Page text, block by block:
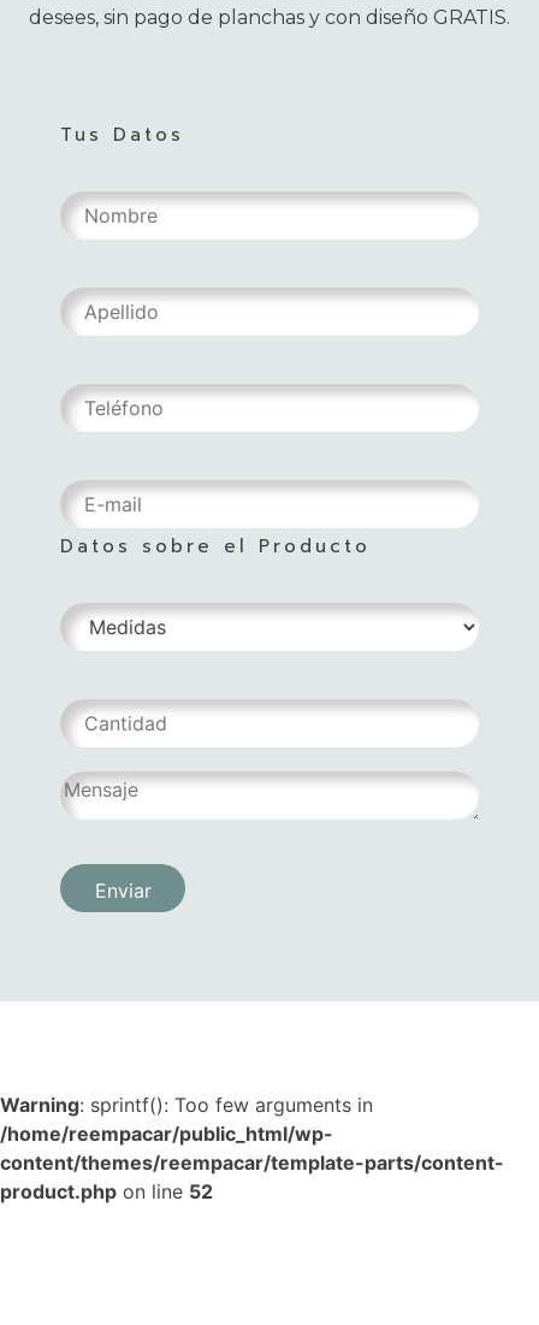
desees, sin pago de planchas y con diseño GRATIS.
Tus Datos
Datos sobre el Producto
Warning: sprintf(): Too few arguments in
/home/reempacar/public_html/wp-
content/themes/reempacar/template-parts/content-
product.php on line 52